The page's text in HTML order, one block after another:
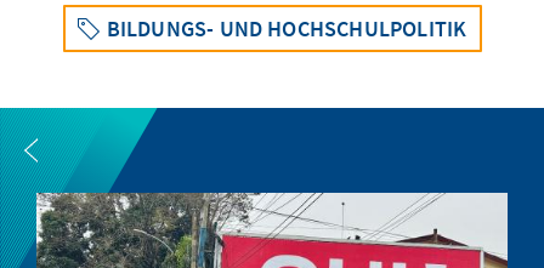
BILDUNGS- UND HOCHSCHULPOLITIK